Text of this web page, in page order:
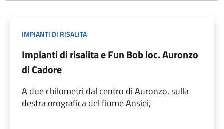
IMPIANTI DI RISALITA
Impianti di risalita e Fun Bob loc. Auronzo
di Cadore
A due chilometri dal centro di Auronzo, sulla
destra orografica del fiume Ansiei,